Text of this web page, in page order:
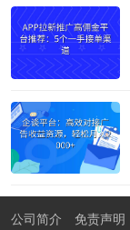
公司简介 免责声明